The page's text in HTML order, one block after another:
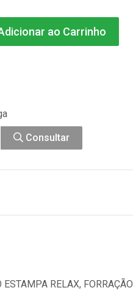
ao Carrinho
Consultar
RELAX, FORRAÇÃO